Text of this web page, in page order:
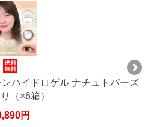
ー シリコーンハイドロゲル ナ
10枚入り（×8箱）